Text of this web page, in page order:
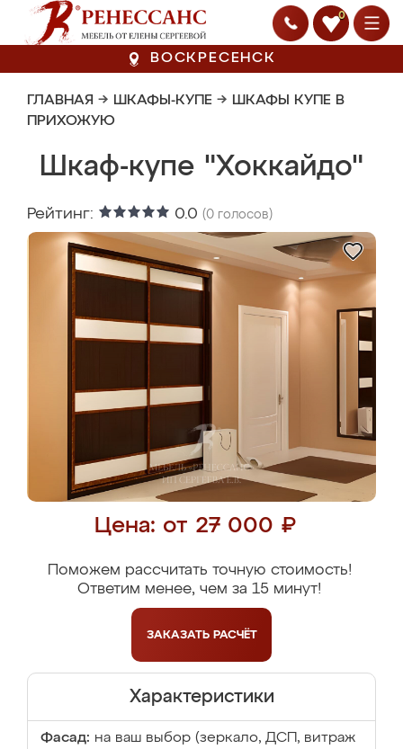
0
ВОСКРЕСЕНСК
ГЛАВНАЯ → ШКАФЫ-КУПЕ → ШКАФЫ КУПЕ В
ПРИХОЖУЮ
Шкаф-купе "Хоккайдо"
Рейтинг: 0.0 (0 голосов)
Цена: от 27 000 ₽
Поможем рассчитать точную стоимость!
Ответим менее, чем за 15 минут!
ЗАКАЗАТЬ РАСЧЁТ
Характеристики
Фасад: на ваш выбор (зеркало, ДСП, витраж